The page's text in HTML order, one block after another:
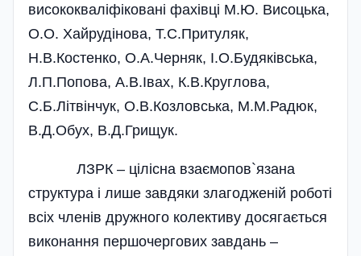
висококваліфіковані фахівці М.Ю. Висоцька,
О.О. Хайрудінова, Т.С.Притуляк,
Н.В.Костенко, О.А.Черняк, І.О.Будяківська,
Л.П.Попова, А.В.Івах, К.В.Круглова,
С.Б.Літвінчук, О.В.Козловська, М.М.Радюк,
В.Д.Обух, В.Д.Грищук.
ЛЗРК – цілісна взаємопов`язана
структура і лише завдяки злагодженій роботі
всіх членів дружного колективу досягається
виконання першочергових завдань –